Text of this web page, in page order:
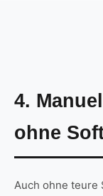
4.
ohne
Auch ohne teure